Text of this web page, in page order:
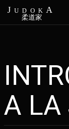
Aller
contenu
principal
JudokA
柔道家
A LA